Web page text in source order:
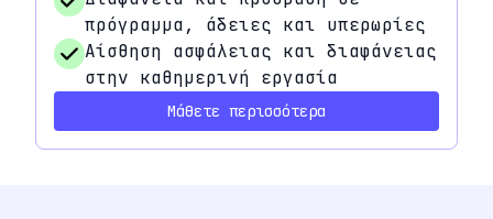
πρόγραμμα, άδειες και υπερωρίες
Αίσθηση ασφάλειας και διαφάνειας
στην καθημερινή εργασία
Μάθετε περισσότερα